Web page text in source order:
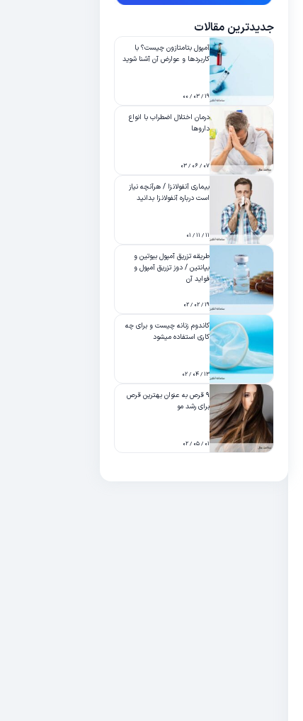
جدیدترین مقالات
آمپول بتامتازون چیست؟ با
کاربردها و عوارض آن آشنا شوید
۱۹ / ۰۳ / ۰۰
درمان اختلال اضطراب با انواع
داروها
۰۷ / ۰۶ / ۰۳
بیماری آنفولانزا / هرآنچه نیاز
است درباره آنفولانزا بدانید
۱۱ / ۱۱ / ۰۱
طریقه تزریق آمپول بیوتین و
بپانتین / دوز تزریق آمپول و
فواید آن
۱۹ / ۰۲ / ۰۲
کاندوم زنانه چیست و برای چه
کاری استفاده میشود
۱۳ / ۰۴ / ۰۲
۹ قرص به عنوان بهترین قرص
برای رشد مو
۰۱ / ۰۵ / ۰۲